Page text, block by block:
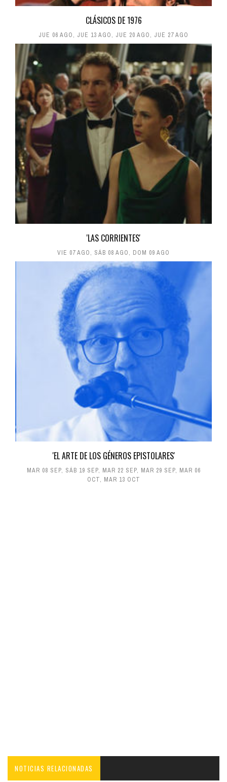
CLÁSICOS DE 1976
JUE 06 AGO, JUE 13 AGO, JUE 20 AGO, JUE 27 AGO
'LAS CORRIENTES'
VIE 07 AGO, SÁB 08 AGO, DOM 09 AGO
'EL ARTE DE LOS GÉNEROS EPISTOLARES'
MAR 08 SEP, SÁB 19 SEP, MAR 22 SEP, MAR 29 SEP, MAR 06
OCT, MAR 13 OCT
NOTICIAS RELACIONADAS